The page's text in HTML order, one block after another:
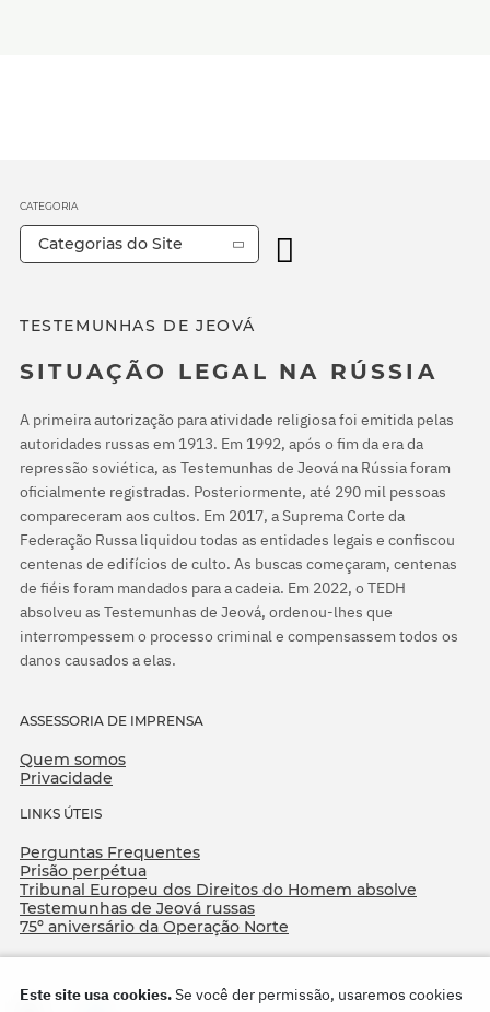
TESTEMUNHAS DE JEOVÁ
SITUAÇÃO LEGAL NA RÚSSIA
A primeira autorização para atividade religiosa foi emitida pelas
autoridades russas em 1913. Em 1992, após o fim da era da
repressão soviética, as Testemunhas de Jeová na Rússia foram
oficialmente registradas. Posteriormente, até 290 mil pessoas
compareceram aos cultos. Em 2017, a Suprema Corte da
Federação Russa liquidou todas as entidades legais e confiscou
centenas de edifícios de culto. As buscas começaram, centenas
de fiéis foram mandados para a cadeia. Em 2022, o TEDH
absolveu as Testemunhas de Jeová, ordenou-lhes que
interrompessem o processo criminal e compensassem todos os
danos causados a elas.
ASSESSORIA DE IMPRENSA
Quem somos
Privacidade
LINKS ÚTEIS
Perguntas Frequentes
Prisão perpétua
Tribunal Europeu dos Direitos do Homem absolve
Testemunhas de Jeová russas
75º aniversário da Operação Norte
CATEGORIA
Categorias do Site
Este site usa cookies.Se você der permissão, usaremos cookies